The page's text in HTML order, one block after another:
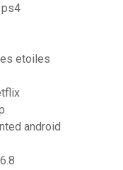
ps4
etoiles
android